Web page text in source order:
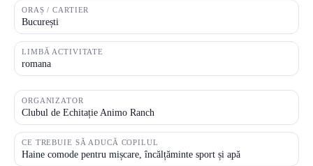
ORAȘ / CARTIER
București
LIMBĂ ACTIVITATE
romana
ORGANIZATOR
Clubul de Echitație Animo Ranch
CE TREBUIE SĂ ADUCĂ COPILUL
Haine comode pentru mișcare, încălțăminte sport și apă